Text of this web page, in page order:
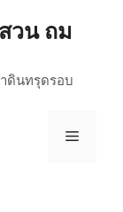
วน ถม
ดินทรุดรอบ
Menu